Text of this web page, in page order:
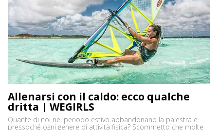
Allenarsi con il caldo: ecco qualche
dritta | WEGIRLS
Quante di noi nel periodo estivo abbandonano la palestra e
pressoché ogni genere di attività fisica? Scommetto che molte